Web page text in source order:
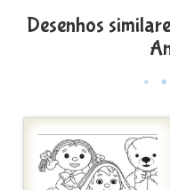
Desenhos